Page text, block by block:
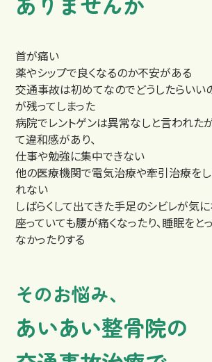
料金
首が痛い
薬やシップで良くなるのか不安がある
交通事故は初めてなのでどうしたらいい
が残ってしまった
病院でレントゲンは異常なしと言われた
て違和感があり、
仕事や勉強に集中できない
他の医療機関で電気治療や牽引治療を
れない
しばらくして出てきた手足のシビレが気
座っていても腰が痛くなったり、睡眠をと
なかったりする
そのお悩み、
あいあい整骨院の